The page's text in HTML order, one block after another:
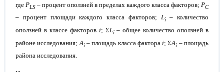
где PLS – процент оползней в пределах каждого класса факторов; PC
– процент площади каждого класса факторов; Li– количество
оползней в классе факторов i; ΣLi– общее количество оползней в
районе исследования; Ai– площадь класса фактора i; ΣAi – площадь
района исследования.